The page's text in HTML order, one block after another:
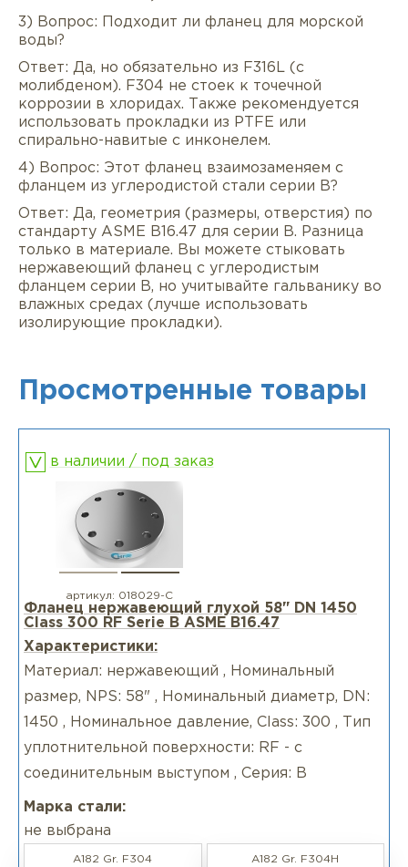
3) Вопрос: Подходит ли фланец для морской
воды?
Ответ: Да, но обязательно из F316L (с
молибденом). F304 не стоек к точечной
коррозии в хлоридах. Также рекомендуется
использовать прокладки из PTFE или
спирально-навитые с инконелем.
4) Вопрос: Этот фланец взаимозаменяем с
фланцем из углеродистой стали серии B?
Ответ: Да, геометрия (размеры, отверстия) по
стандарту ASME B16.47 для серии B. Разница
только в материале. Вы можете стыковать
нержавеющий фланец с углеродистым
фланцем серии B, но учитывайте гальванику во
влажных средах (лучше использовать
изолирующие прокладки).
Просмотренные товары
в наличии / под заказ
артикул: 018029-С
Фланец нержавеющий глухой 58" DN 1450
Class 300 RF Serie B ASME B16.47
Характеристики:
Материал: нержавеющий , Номинальный
размер, NPS: 58" , Номинальный диаметр, DN:
1450 , Номинальное давление, Class: 300 , Тип
уплотнительной поверхности: RF - с
соединительным выступом , Серия: B
Марка стали:
не выбрана
A182 Gr. F304 A182 Gr. F304H